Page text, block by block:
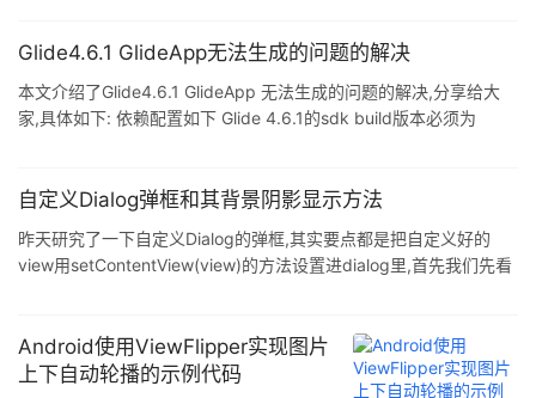
Glide4.6.1 GlideApp无法生成的问题的解决
本文介绍了Glide4.6.1 GlideApp 无法生成的问题的解决,分享给大
家,具体如下: 依赖配置如下 Glide 4.6.1的sdk build版本必须为
自定义Dialog弹框和其背景阴影显示方法
昨天研究了一下自定义Dialog的弹框,其实要点都是把自定义好的
view用setContentView(view)的方法设置进dialog里,首先我们先看
Android使用ViewFlipper实现图片
上下自动轮播的示例代码